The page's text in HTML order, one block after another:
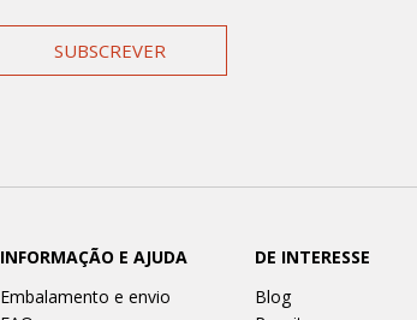
SUBSCREVER
INFORMAÇÃO E AJUDA
Embalamento e envio
DE INTERESSE
Blog